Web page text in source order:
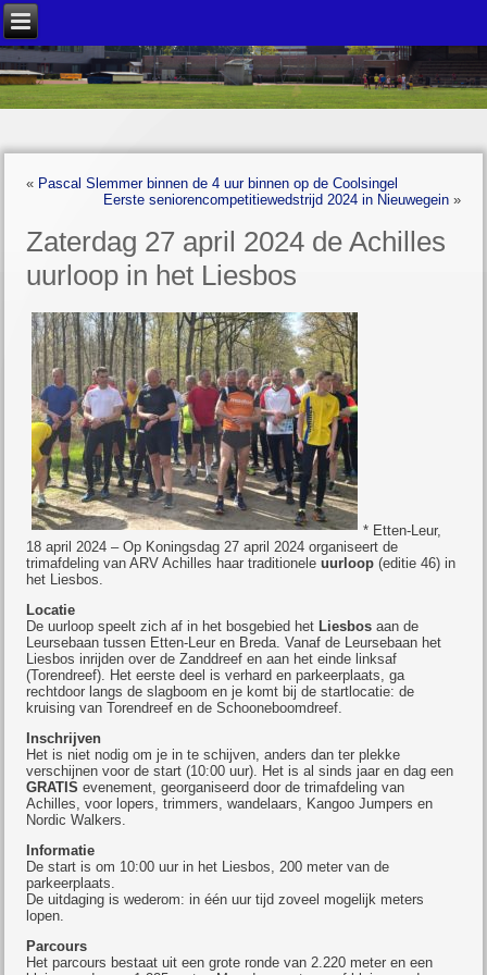
« Pascal Slemmer binnen de 4 uur binnen op de Coolsingel
Eerste seniorencompetitiewedstrijd 2024 in Nieuwegein»
Zaterdag 27 april 2024 de Achilles
uurloop in het Liesbos
* Etten-Leur,
18 april 2024 – Op Koningsdag 27 april 2024 organiseert de
trimafdeling van ARV Achilles haar traditioneleuurloop (editie 46) in
het Liesbos.
Locatie
De uurloop speelt zich af in het bosgebied het Liesbos aan de
Leursebaan tussen Etten-Leur en Breda. Vanaf de Leursebaan het
Liesbos inrijden over de Zanddreef en aan het einde linksaf
(Torendreef). Het eerste deel is verhard en parkeerplaats, ga
rechtdoor langs de slagboom en je komt bij de startlocatie: de
kruising van Torendreef en de Schooneboomdreef.
Inschrijven
Het is niet nodig om je in te schijven, anders dan ter plekke
verschijnen voor de start (10:00 uur). Het is al sinds jaar en dag een
GRATIS evenement, georganiseerd door de trimafdeling van
Achilles, voor lopers, trimmers, wandelaars, Kangoo Jumpers en
Nordic Walkers.
Informatie
De start is om 10:00 uur in het Liesbos, 200 meter van de
parkeerplaats.
De uitdaging is wederom: in één uur tijd zoveel mogelijk meters
lopen.
Parcours
Het parcours bestaat uit een grote ronde van 2.220 meter en een